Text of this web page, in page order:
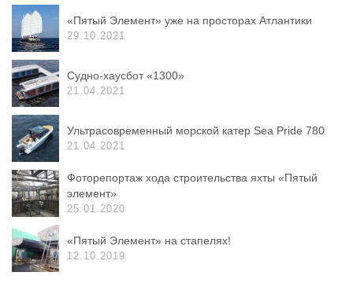
«Пятый Элемент» уже на просторах Атлантики
29.10.2021
Судно-хаусбот «1300»
21.04.2021
Ультрасовременный морской катер Sea Pride 780
21.04.2021
Фоторепортаж хода строительства яхты «Пятый
элемент»
25.01.2020
«Пятый Элемент» на стапелях!
12.10.2019